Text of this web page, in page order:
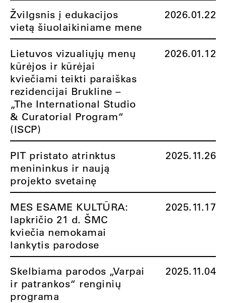
Žvilgsnis į edukacijos
vietą šiuolaikiniame mene
2026.01.22
Lietuvos vizualiųjų menų
kūrėjos ir kūrėjai
kviečiami teikti paraiškas
rezidencijai Brukline –
„The International Studio
& Curatorial Program“
(ISCP)
2026.01.12
PIT pristato atrinktus
menininkus ir naują
projekto svetainę
2025.11.26
MES ESAME KULTŪRA:
lapkričio 21 d. ŠMC
kviečia nemokamai
lankytis parodose
2025.11.17
Skelbiama parodos „Varpai
ir patrankos“ renginių
programa
2025.11.04